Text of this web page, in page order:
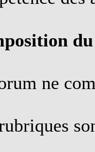
ne